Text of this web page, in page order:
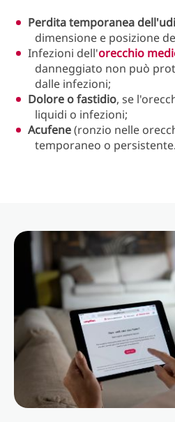
Perdita temporanea
dimensione e posizione
Infezioni dell'orecchio
danneggiato non può
dalle infezioni;
Dolore o fastidio, se
liquidi o infezioni;
Acufene(ronzio nelle
temporaneo o persistente.